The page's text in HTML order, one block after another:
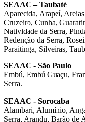
SEAAC – Taubaté
Aparecida, Arapeí,
Cruzeiro, Cunha,
Natividade da Serra,
Redenção da Serra,
Paraitinga, Silveiras,
SEAAC - São Paulo
Embú, Embú Guaçu,
Serra.
SEAAC - Sorocaba
Alambari, Alumínio,
Serra, Arandu, Barão de